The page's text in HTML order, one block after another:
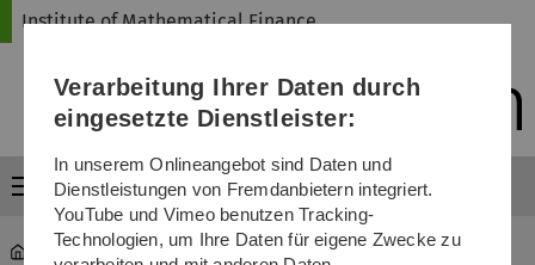
Direkt
Direkt
Direkt
(Sprache,
Drucken,
Media)
Direkt
Direkt
Institute of Mathematical Finance
Menü
Verarbeitung Ihrer Daten durch
eingesetzte Dienstleister:
In unserem Onlineangebot sind Daten und
Dienstleistungen von Fremdanbietern integriert.
YouTube und Vimeo benutzen Tracking-
Technologien, um Ihre Daten für eigene Zwecke zu